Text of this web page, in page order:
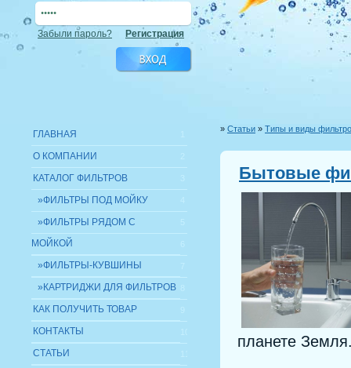
Забыли пароль? Регистрация
ГЛАВНАЯ
О КОМПАНИИ
КАТАЛОГ ФИЛЬТРОВ 3
»ФИЛЬТРЫ ПОД МОЙКУ 4
»ФИЛЬТРЫ РЯДОМ С
МОЙКОЙ
5
»ФИЛЬТРЫ-КУВШИНЫ
»КАРТРИДЖИ ДЛЯ ФИЛЬТРОВ
КАК ПОЛУЧИТЬ ТОВАР
КОНТАКТЫ
СТАТЬИ
» Статьи » Типы и виды
Бытовые
планете